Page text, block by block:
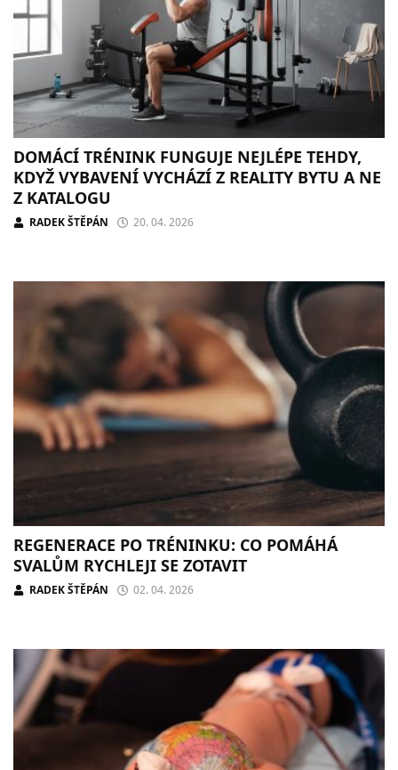
DOMÁCÍ TRÉNINK FUNGUJE NEJLÉPE TEHDY,
KDYŽ VYBAVENÍ VYCHÁZÍ Z REALITY BYTU A NE
Z KATALOGU
RADEK ŠTĚPÁN 20. 04. 2026
REGENERACE PO TRÉNINKU: CO POMÁHÁ
SVALŮM RYCHLEJI SE ZOTAVIT
RADEK ŠTĚPÁN 02. 04. 2026